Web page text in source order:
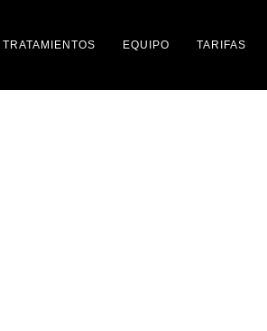
TRATAMIENTOS EQUIPO TARIFAS